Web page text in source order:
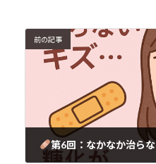
前の記事
第6回：なかなか治らないキ